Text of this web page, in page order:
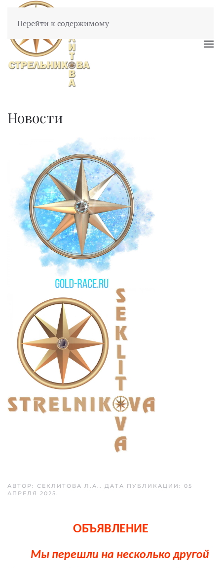
Перейти к содержимому
Новости
АВТОР: СЕКЛИТОВА Л.А.. ДАТА ПУБЛИКАЦИИ: 05
АПРЕЛЯ 2025.
ОБЪЯВЛЕНИЕ
Мы перешли на несколько другой